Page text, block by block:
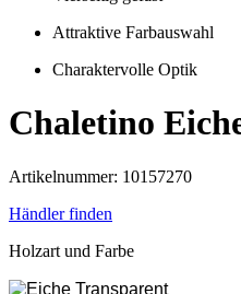
Attraktive Farbauswahl
Charaktervolle Optik
Chaletino
Artikelnummer: 10157270
Händler finden
Holzart und Farbe